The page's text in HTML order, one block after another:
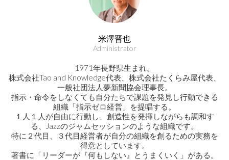
米澤晋也
Administrator
1971年長野県生まれ。
株式会社Tao and Knowledge代表、株式会社たくらみ屋代表、
一般社団法人夢新聞協会理事長。
指示・命令をしなくても自分たちで課題を発見し行動できる
組織「指示ゼロ経営」を提唱する。
１人１人が自由に行動し、創造性を発揮しながらも調和す
る、Jazzのジャムセッションのような組織です。
特に２代目、３代目経営者が自分の組織を創るための実務を
得意としています。
著書に「リーダーが『何もしない』とうまくいく」がある。